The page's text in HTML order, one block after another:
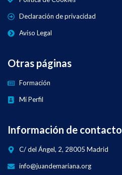
Declaración de privacidad
Aviso Legal
Otras páginas
Formación
Mi Perfil
Información de contacto
C/ del Ángel, 2, 28005 Madrid
info@juandemariana.org